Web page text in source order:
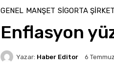
GENEL MANŞET SIGORTA
Enflasyon
Yazar: Haber Editor 6